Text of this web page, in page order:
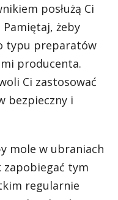
posłużą Ci
żeby
typu preparatów
producenta.
Ci zastosować
bezpieczny i
mole w ubraniach
zapobiegać tym
regularnie